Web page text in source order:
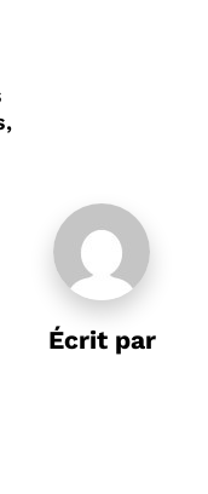
Écrit par